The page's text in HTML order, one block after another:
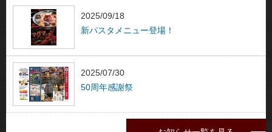
2025/09/18
新パスタメニュー登場！
2025/07/30
50周年感謝祭